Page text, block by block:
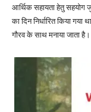
आर्थिक सहायता हेतु
का दिन निर्धारित किया
गौरव के साथ मनाया जाता है।